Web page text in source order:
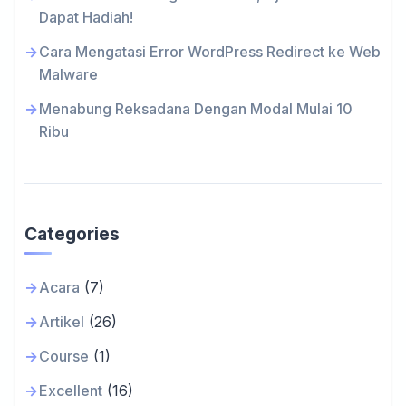
Dapat Hadiah!
Cara Mengatasi Error WordPress Redirect ke Web
Malware
Menabung Reksadana Dengan Modal Mulai 10
Ribu
Categories
Acara (7)
Artikel (26)
Course (1)
Excellent(16)